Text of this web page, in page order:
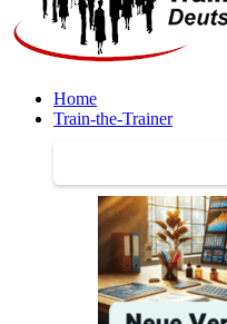
Home
Train-the-Trainer